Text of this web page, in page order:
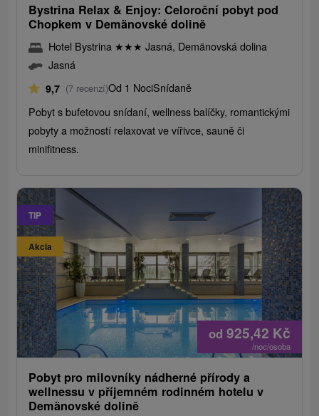
Bystrina Relax & Enjoy: Celoroční pobyt pod
Chopkem v Demänovské dolině
Hotel Bystrina ★★★ Jasná, Demänovská dolina
Jasná
9,7 (7 recenzí)Od 1 NociSnídaně
Pobyt s bufetovou snídaní, wellness balíčky, romantickými
pobyty a možností relaxovat ve vířivce, sauně či
minifitness.
TIP
Akcia
od 925,42 Kč
/noc/osoba
Pobyt pro milovníky nádherné přírody a
wellnessu v příjemném rodinném hotelu v
Demänovské dolině